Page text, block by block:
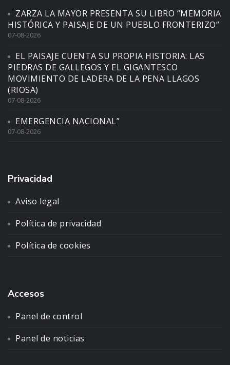
ZARZA LA MAYOR PRESENTA SU LIBRO “MEMORIA
HISTÓRICA Y PAISAJE DE UN PUEBLO FRONTERIZO”
07-08-2026
EL PAISAJE CUENTA SU PROPIA HISTORIA: LAS
PIEDRAS DE GALLEGOS Y EL GIGANTESCO
MOVIMIENTO DE LADERA DE LA PENA LLAGOS
(RIOSA)
07-08-2026
EMERGENCIA NACIONAL”
07-08-2026
Privacidad
Aviso legal
Política de privacidad
Política de cookies
Accesos
Panel de control
Panel de noticias